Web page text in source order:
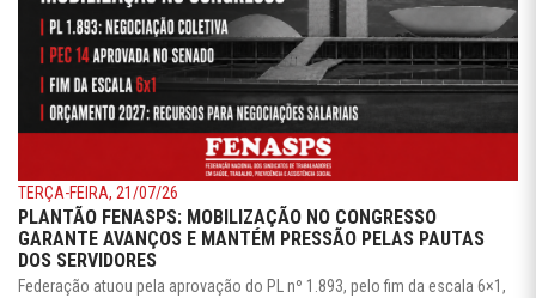
TERÇA-FEIRA, 21/07/26
PLANTÃO FENASPS: MOBILIZAÇÃO NO CONGRESSO
GARANTE AVANÇOS E MANTÉM PRESSÃO PELAS PAUTAS
DOS SERVIDORES
Federação atuou pela aprovação do PL nº 1.893, pelo fim da escala 6×1,